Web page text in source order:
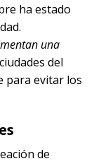
ha estado
una
del
para evitar los
de